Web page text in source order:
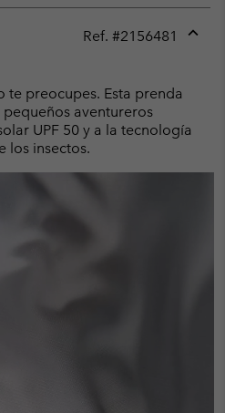
Ref. #2156481
te preocupes. Esta prenda
aventureros
UPF 50 y a la tecnología
los insectos.